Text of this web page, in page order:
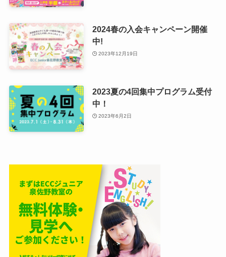
2024春の入会キャンペーン開催
中!
2023年12月19日
2023夏の4回集中プログラム受付
中！
2023年6月2日